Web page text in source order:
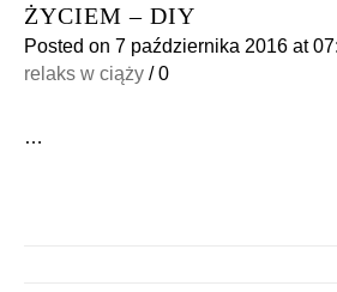
ŻYCIEM – DIY
Posted on 7 października 2016 at
relaks w ciąży /0
…